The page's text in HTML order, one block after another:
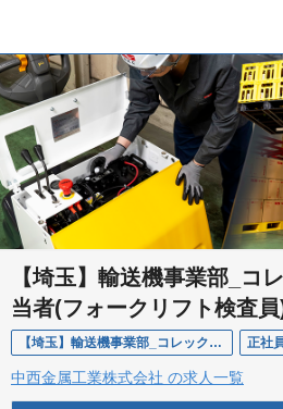
【埼玉】輸送機事業部_コ
当者(フォークリフト検査員
【埼玉】輸送機事業部_コレックG サービス担当者(フォークリフト検査員) 正社
中西金属工業株式会社 の求人一覧